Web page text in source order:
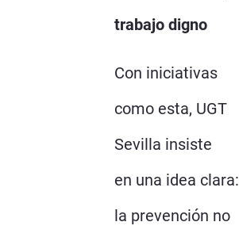
trabajo digno
Con iniciativas
como esta, UGT
Sevilla insiste
en una idea clara:
la prevención no